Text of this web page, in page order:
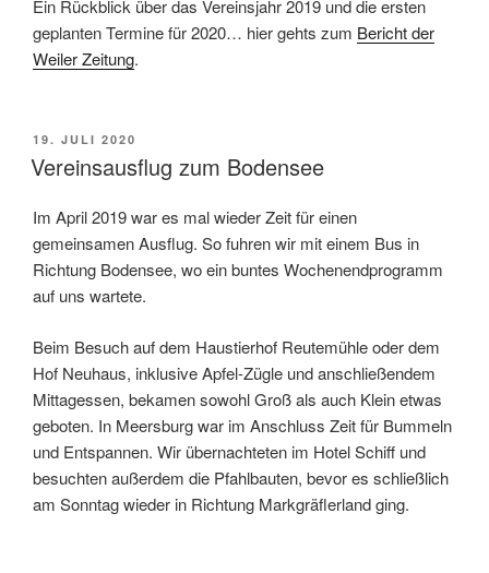
Ein Rückblick über das Vereinsjahr 2019 und die ersten
geplanten Termine für 2020… hier gehts zum Bericht der
Weiler Zeitung.
VERÖFFENTLICHT
AM
19. JULI 2020
Vereinsausflug zum Bodensee
Im April 2019 war es mal wieder Zeit für einen
gemeinsamen Ausflug. So fuhren wir mit einem Bus in
Richtung Bodensee, wo ein buntes Wochenendprogramm
auf uns wartete.
Beim Besuch auf dem Haustierhof Reutemühle oder dem
Hof Neuhaus, inklusive Apfel-Zügle und anschließendem
Mittagessen, bekamen sowohl Groß als auch Klein etwas
geboten. In Meersburg war im Anschluss Zeit für Bummeln
und Entspannen. Wir übernachteten im Hotel Schiff und
besuchten außerdem die Pfahlbauten, bevor es schließlich
am Sonntag wieder in Richtung Markgräflerland ging.